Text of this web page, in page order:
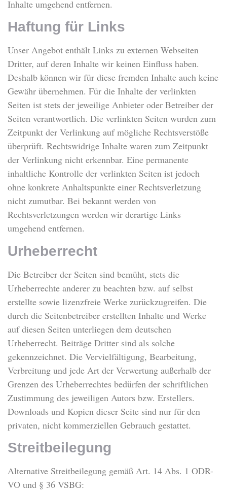
Inhalte umgehend entfernen.
Haftung für Links
Unser Angebot enthält Links zu externen Webseiten
Dritter, auf deren Inhalte wir keinen Einfluss haben.
Deshalb können wir für diese fremden Inhalte auch keine
Gewähr übernehmen. Für die Inhalte der verlinkten
Seiten ist stets der jeweilige Anbieter oder Betreiber der
Seiten verantwortlich. Die verlinkten Seiten wurden zum
Zeitpunkt der Verlinkung auf mögliche Rechtsverstöße
überprüft. Rechtswidrige Inhalte waren zum Zeitpunkt
der Verlinkung nicht erkennbar. Eine permanente
inhaltliche Kontrolle der verlinkten Seiten ist jedoch
ohne konkrete Anhaltspunkte einer Rechtsverletzung
nicht zumutbar. Bei bekannt werden von
Rechtsverletzungen werden wir derartige Links
umgehend entfernen.
Urheberrecht
Die Betreiber der Seiten sind bemüht, stets die
Urheberrechte anderer zu beachten bzw. auf selbst
erstellte sowie lizenzfreie Werke zurückzugreifen. Die
durch die Seitenbetreiber erstellten Inhalte und Werke
auf diesen Seiten unterliegen dem deutschen
Urheberrecht. Beiträge Dritter sind als solche
gekennzeichnet. Die Vervielfältigung, Bearbeitung,
Verbreitung und jede Art der Verwertung außerhalb der
Grenzen des Urheberrechtes bedürfen der schriftlichen
Zustimmung des jeweiligen Autors bzw. Erstellers.
Downloads und Kopien dieser Seite sind nur für den
privaten, nicht kommerziellen Gebrauch gestattet.
Streitbeilegung
Alternative Streitbeilegung gemäß Art. 14 Abs. 1 ODR-
VO und § 36 VSBG: